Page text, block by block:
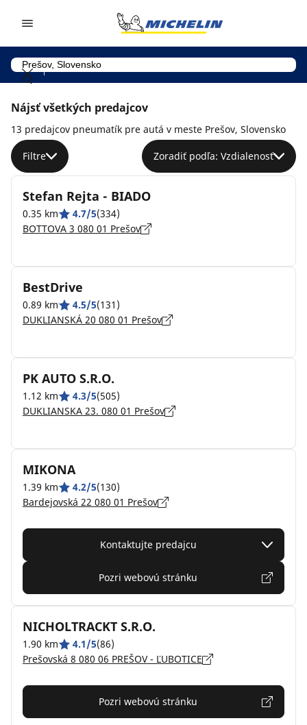
Nájsť všetkých predajcov
13 predajcov pneumatík pre autá v meste Prešov, Slovensko
Filtre Zoradiť podľa: Vzdialenosť
Stefan Rejta - BIADO
0.35 km 4.7/5(334)
BOTTOVA 3 080 01 Prešov
BestDrive
0.89 km 4.5/5(131)
DUKLIANSKÁ 20 080 01 Prešov
PK AUTO S.R.O.
1.12 km 4.3/5(505)
DUKLIANSKA 23. 080 01 Prešov
MIKONA
1.39 km 4.2/5(130)
Bardejovská 22 080 01 Prešov
Kontaktujte predajcu
Pozri webovú stránku
NICHOLTRACKT S.R.O.
1.90 km 4.1/5(86)
Prešovská 8 080 06 PREŠOV - ĽUBOTICE
Pozri webovú stránku